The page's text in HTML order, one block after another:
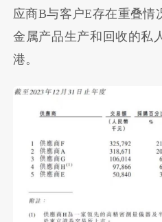
应商B与客户E存在重叠情
金属产品生产和回收的私
港。